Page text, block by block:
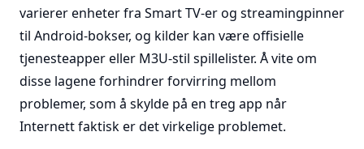
varierer enheter fra Smart TV-er og streamingpinner
til Android-bokser, og kilder kan være offisielle
tjenesteapper eller M3U-stil spillelister. Å vite om
disse lagene forhindrer forvirring mellom
problemer, som å skylde på en treg app når
Internett faktisk er det virkelige problemet.